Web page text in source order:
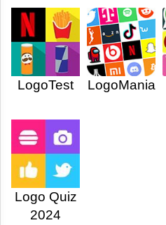
LogoTest LogoMania
Logo Quiz
2024